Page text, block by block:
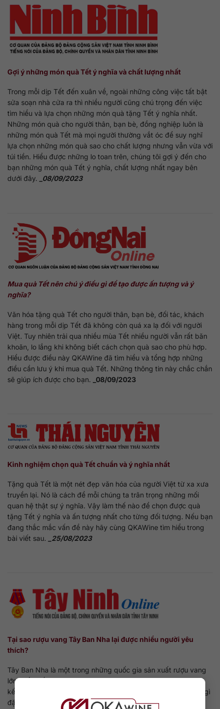
Gợi ý những món quà Tết ý nghĩa và chất lượng nhất
Trong mỗi dịp Tết đến xuân về, ngoài những công việc tất bật
sửa soạn nhà cửa ra thì nhiều người cũng chú trọng đến việc
tìm hiểu và lựa chọn những món quà tặng Tết ý nghĩa nhất.
Những món quà cho người thân, bạn bè, đồng nghiệp luôn là
những món quà Tết mà mọi người thường vắt óc để suy nghĩ
lựa chọn những món quà sao cho chất lượng nhưng vẫn vừa với
túi tiền. Hiểu được những lo toan trên, chúng tôi gợi ý đến cho
bạn những món quà Tết ý nghĩa, chất lượng nhất ngay bên
dưới đây.
_08/09/2023
Mua quà Tết nên chú ý điều gì để tạo được ấn tượng và ý
nghĩa?
Văn hóa tặng quà Tết cho người thân, bạn bè, đối tác, khách
hàng trong mỗi dịp Tết đã không còn quá xa lạ đối với người
Việt. Tuy nhiên trải qua nhiều mùa Tết nhiều người vẫn rất băn
khoăn, lo lắng khi không biết cách chọn quà sao cho phù hợp.
Hiểu được điều này QKAWine đã tìm hiểu và tổng hợp những
điều cần lưu ý khi mua quà Tết. Những thông tin này chắc chắn
sẽ giúp ích được cho bạn.
_08/09/2023
Kinh nghiệm chọn quà Tết chuẩn và ý nghĩa nhất
Tặng quà Tết là một nét đẹp văn hóa của người Việt từ xa xưa
truyền lại. Nó là cách để mỗi chúng ta trân trọng những mối
quan hệ thật sự ý nghĩa. Vậy làm thế nào để chọn được quà
tặng Tết ý nghĩa và ấn tượng nhất cho từng đối tượng. Nếu bạn
đang thắc mắc vấn đề này hãy cùng QKAWine tìm hiểu trong
bài viết sau.
_25/08/2023
Tại sao rượu vang Tây Ban Nha lại được nhiều người yêu
thích?
Tây Ban Nha là một trong những quốc gia sản xuất rượu vang
lớn nhất thế giới. Đặc trưng của rượu vang Tây Ban Nha là sự
kết hợp giữa cổ điển và hiện đại. Rượu vang Tây Ban Nha có gì
đặc biệt mà lại được nhiều người yêu thích đến vậy? Cùng